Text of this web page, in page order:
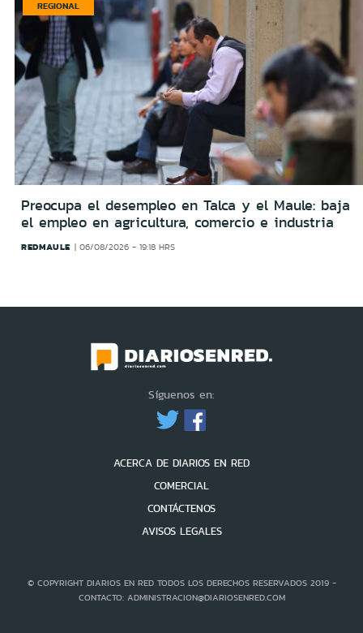
REGIONAL
Preocupa el desempleo en Talca y el Maule: baja
el empleo en agricultura, comercio e industria
REDMAULE 06/08/2026 - 19:18 HRS
Síguenos en:
ACERCA DE DIARIOS EN RED
COMERCIAL
CONTÁCTENOS
AVISOS LEGALES
© COPYRIGHT DIARIOS EN RED TODOS LOS DERECHOS RESERVADOS 2019 -
CONTACTO: ADMINISTRACION@DIARIOSENRED.COM